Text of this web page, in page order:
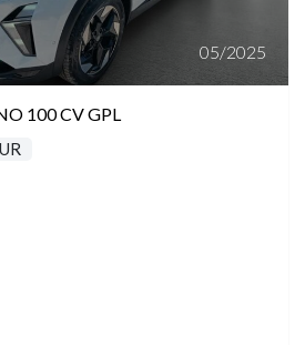
05/2025
100 CV GPL